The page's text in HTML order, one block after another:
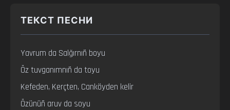
ТЕКСТ ПЕСНИ
Yavrum da Salğırnıñ boyu
Öz tuvganımnıñ da toyu
Kefeden, Kerçten, Canköyden kelir
Özünüñ aruv da soyu